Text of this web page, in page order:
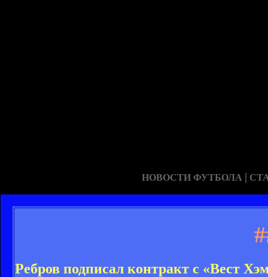
НОВОСТИ ФУТБОЛА |
Ребров подписал контракт с «Вест